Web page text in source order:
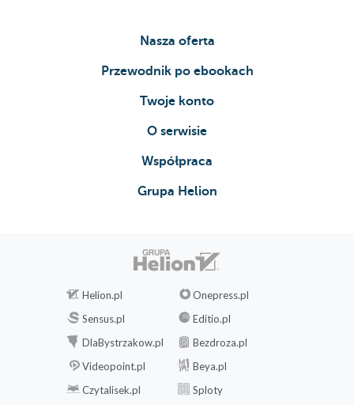
Nasza oferta
Przewodnik po ebookach
Twoje konto
O serwisie
Współpraca
Grupa Helion
Helion.pl
Onepress.pl
Sensus.pl
Editio.pl
DlaBystrzakow.pl
Bezdroza.pl
Videopoint.pl
Beya.pl
Czytalisek.pl
Sploty